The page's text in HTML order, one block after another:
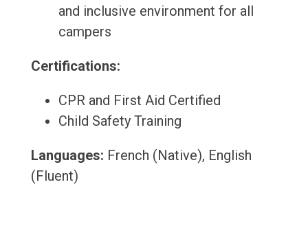
and inclusive environment for all
campers
Certifications:
CPR and First Aid Certified
Child Safety Training
Languages: French (Native), English
(Fluent)